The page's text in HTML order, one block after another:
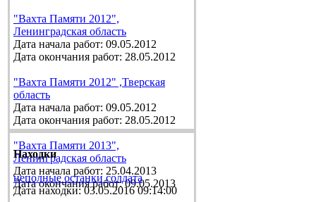
"Вахта Памяти 2012",
Ленинградская область
Дата начала работ: 09.05.2012
Дата окончания работ: 28.05.2012
"Вахта Памяти 2012" ,Тверская
область
Дата начала работ: 09.05.2012
Дата окончания работ: 28.05.2012
"Вахта Памяти 2013",
Ленинградская область
Дата начала работ: 25.04.2013
Дата окончания работ: 09.05.2013
Находки
неполные останки солдата
Дата находки: 03.05.2016 09:14:00